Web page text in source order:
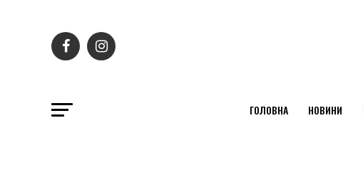
ГОЛОВНА НОВИНИ